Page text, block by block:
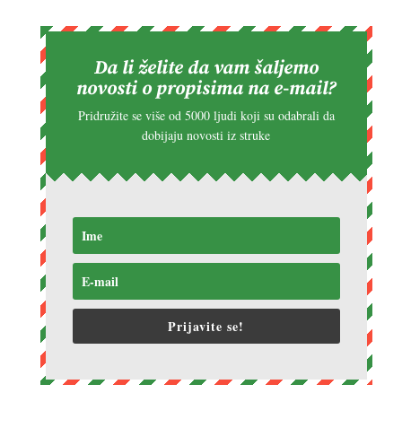
Da li želite da vam šaljemo
novosti o propisima na e-mail?
Pridružite se više od 5000 ljudi koji su odabrali da
dobijaju novosti iz struke
Prijavite se!